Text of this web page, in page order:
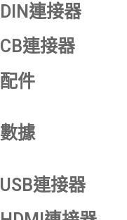
DIN連接器
CB連接器
配件
數據
USB連接器